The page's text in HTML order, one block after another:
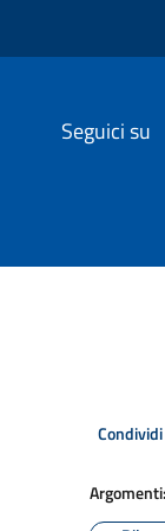
Seguici su
Condividi
Argomenti: